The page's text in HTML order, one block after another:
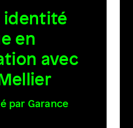
identité
en
avec
par Garance